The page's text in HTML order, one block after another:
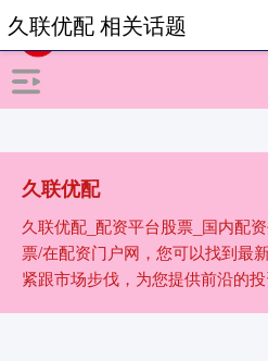
久联优配
久联优配_配资平台股票_国内配
票/在配资门户网，您可以找到最
紧跟市场步伐，为您提供前沿的投
久联优配 相关话题